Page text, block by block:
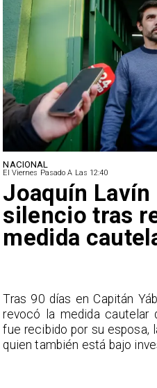
NACIONAL
El Viernes Pasado A Las 12:40
Joaquín Lavín
silencio tras
medida
Tras 90 días en Capitán
revocó la medida cautelar
fue recibido por su esposa,
quien también está bajo